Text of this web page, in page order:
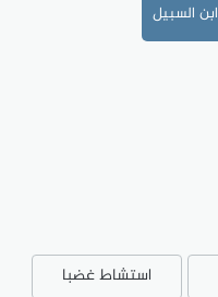
ابن السبيل
استشاط غضبا